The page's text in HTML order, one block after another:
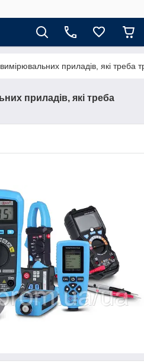
приладів, які треба
приладів, які треба